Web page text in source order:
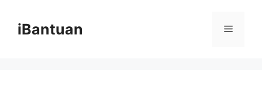
contentiBantuan Menu